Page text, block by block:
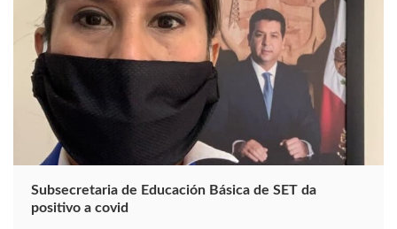
Subsecretaria de Educación Básica de SET da
positivo a covid